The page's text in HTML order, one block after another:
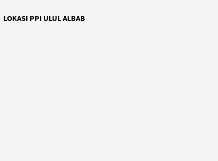
LOKASI PPI ULUL ALBAB